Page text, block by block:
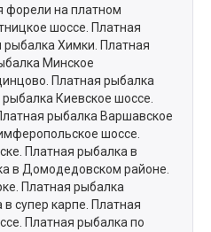
форели на платном
шоссе. Платная
Химки. Платная
Минское
Платная рыбалка
Киевское шоссе.
рыбалка Варшавское
шоссе.
Платная рыбалка в
в Домодедовском районе.
Платная рыбалка
супер карпе. Платная
Платная рыбалка по